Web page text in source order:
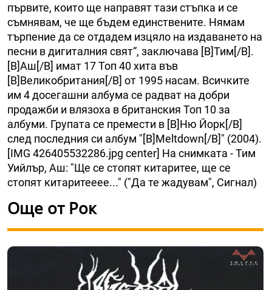
първите, които ще направят тази стъпка и се
съмнявам, че ще бъдем единствените. Нямам
търпение да се отдадем изцяло на издаването на
песни в дигиталния свят“, заключава [B]Тим[/B].
[B]Аш[/B] имат 17 Топ 40 хита във
[B]Великобритания[/B] от 1995 насам. Всичките
им 4 досегашни албума се радват на добри
продажби и влязоха в британския Топ 10 за
албуми. Групата се премести в [B]Ню Йорк[/B]
след последния си албум "[B]Meltdown[/B]" (2004).
[IMG 426405532286.jpg center] На снимката - Тим
Уийлър, Аш: "Ще се стопят китаритее, ще се
стопят китаритееее..." ("Да те жадувам", Сигнал)
Още от Рок